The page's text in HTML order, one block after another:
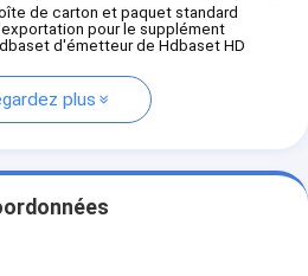
de carton et paquet standard
pour le supplément
d'émetteur de Hdbaset HD
plus